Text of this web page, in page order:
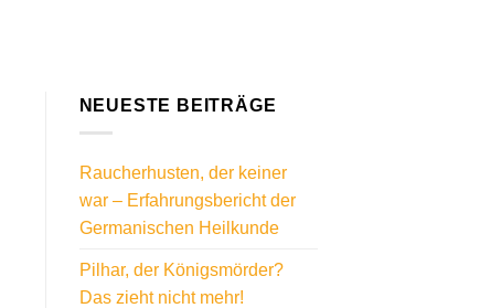
NEUESTE BEITRÄGE
Raucherhusten, der keiner
war – Erfahrungsbericht der
Germanischen Heilkunde
Pilhar, der Königsmörder?
Das zieht nicht mehr!